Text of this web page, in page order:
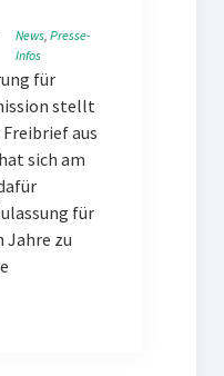
News, Presse-
Infos
für
stellt
Freibrief aus
sich am
für
Jahre zu